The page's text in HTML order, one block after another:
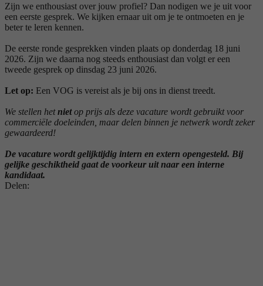
Zijn we enthousiast over jouw profiel? Dan nodigen we je uit voor
een eerste gesprek. We kijken ernaar uit om je te ontmoeten en je
beter te leren kennen.
De eerste ronde gesprekken vinden plaats op donderdag 18 juni
2026. Zijn we daarna nog steeds enthousiast dan volgt er een
tweede gesprek op dinsdag 23 juni 2026.
Let op: Een VOG is vereist als je bij ons in dienst treedt.
We stellen hetnietop prijs als deze vacature wordt gebruikt voor
commerciële doeleinden, maar delen binnen je netwerk wordt zeker
gewaardeerd!
De vacature wordt gelijktijdig intern en extern opengesteld. Bij
gelijke geschiktheid gaat de voorkeur uit naar een interne
kandidaat.
Delen: